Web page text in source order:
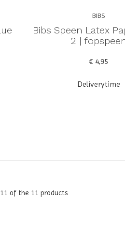
BIBS
Bibs Speen Latex
2 |
€ 4,95
Deliverytime
of the 11 products